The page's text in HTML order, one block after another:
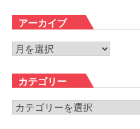
アーカイブ
ア
カ
イ
ブ
カテゴリー
カ